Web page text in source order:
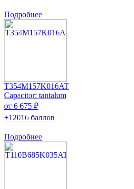
Подробнее
T354M157K016AT
Capacitor: tantalum
от 6 675 ₽
+12016 баллов
Подробнее